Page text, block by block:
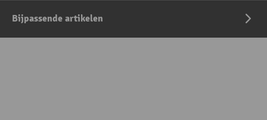
Bijpassende artikelen